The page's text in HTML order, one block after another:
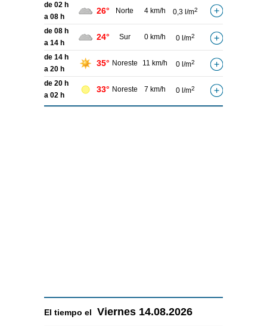
de 02 h
a 08 h
26° Norte 4 km/h 0,3 l/m2
de 08 h
a 14 h
24° Sur 0 km/h 0 l/m2
de 14 h
a 20 h
35° Noreste 11 km/h 0 l/m2
de 20 h
a 02 h
33° Noreste 7 km/h 0 l/m2
El tiempo el Viernes 14.08.2026